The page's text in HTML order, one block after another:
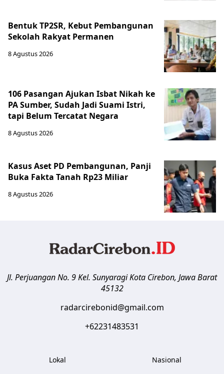
Bentuk TP2SR, Kebut Pembangunan
Sekolah Rakyat Permanen
8 Agustus 2026
106 Pasangan Ajukan Isbat Nikah ke
PA Sumber, Sudah Jadi Suami Istri,
tapi Belum Tercatat Negara
8 Agustus 2026
Kasus Aset PD Pembangunan, Panji
Buka Fakta Tanah Rp23 Miliar
8 Agustus 2026
Jl. Perjuangan No. 9 Kel. SunyaragiKota Cirebon, Jawa Barat
45132
radarcirebonid@gmail.com
+62231483531
Lokal
Nasional